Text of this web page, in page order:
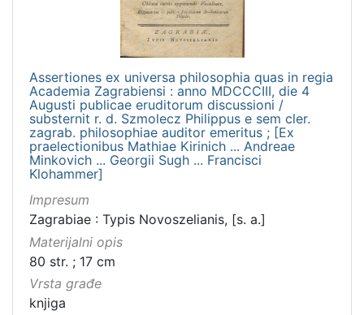
Assertiones ex universa philosophia quas in regia
Academia Zagrabiensi : anno MDCCCIII, die 4
Augusti publicae eruditorum discussioni /
substernit r. d. Szmolecz Philippus e sem cler.
zagrab. philosophiae auditor emeritus ; [Ex
praelectionibus Mathiae Kirinich ... Andreae
Minkovich ... Georgii Sugh ... Francisci
Klohammer]
Impresum
Zagrabiae : Typis Novoszelianis, [s. a.]
Materijalni opis
80 str. ; 17 cm
Vrsta građe
knjiga